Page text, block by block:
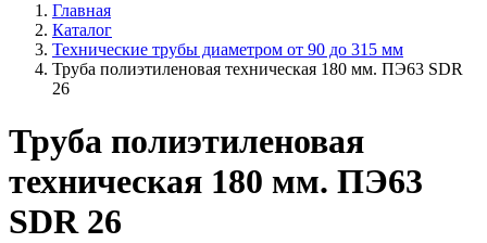
Главная
Каталог
Технические трубы диаметром от 90 до 315 мм
Труба полиэтиленовая техническая 180 мм. ПЭ63 SDR
26
Труба полиэтиленовая
техническая 180 мм. ПЭ63
SDR 26